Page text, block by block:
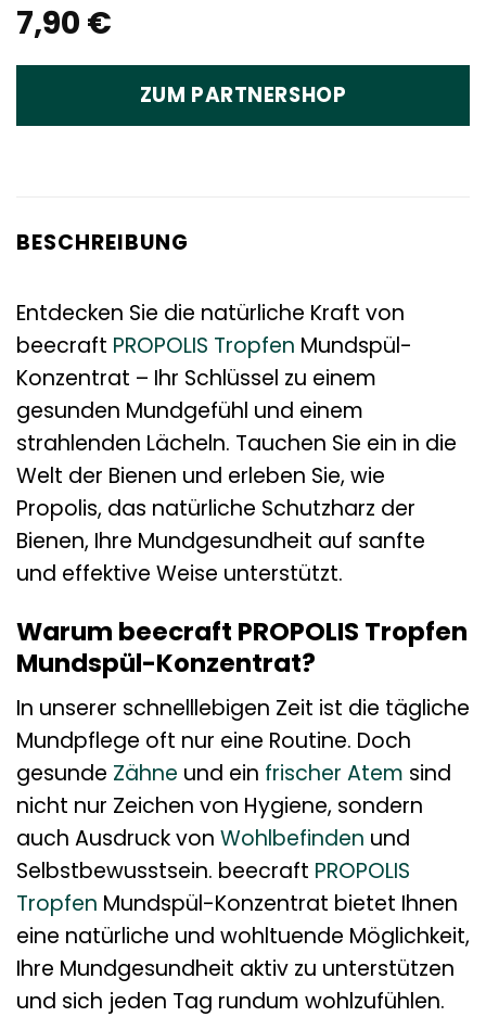
7,90 €
ZUM PARTNERSHOP
BESCHREIBUNG
Entdecken Sie die natürliche Kraft von
beecraft PROPOLIS Tropfen Mundspül-
Konzentrat – Ihr Schlüssel zu einem
gesunden Mundgefühl und einem
strahlenden Lächeln. Tauchen Sie ein in die
Welt der Bienen und erleben Sie, wie
Propolis, das natürliche Schutzharz der
Bienen, Ihre Mundgesundheit auf sanfte
und effektive Weise unterstützt.
Warum beecraft PROPOLIS Tropfen
Mundspül-Konzentrat?
In unserer schnelllebigen Zeit ist die tägliche
Mundpflege oft nur eine Routine. Doch
gesunde Zähne und ein frischer Atem sind
nicht nur Zeichen von Hygiene, sondern
auch Ausdruck von Wohlbefinden und
Selbstbewusstsein. beecraft PROPOLIS
Tropfen Mundspül-Konzentrat bietet Ihnen
eine natürliche und wohltuende Möglichkeit,
Ihre Mundgesundheit aktiv zu unterstützen
und sich jeden Tag rundum wohlzufühlen.